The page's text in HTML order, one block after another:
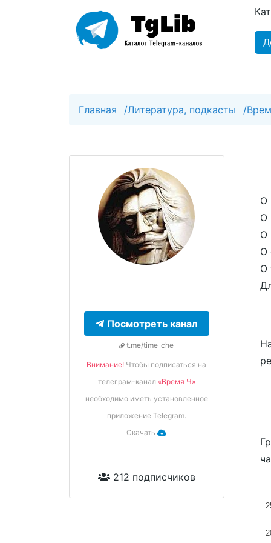
Главная /Литература, подкасты /
Посмотреть канал
t.me/time_che
Внимание! Чтобы подписаться на
телеграм-канал «Время Ч»
необходимо иметь установленное
приложение Telegram.
Скачать
212 подписчиков
О
О
О
О
О